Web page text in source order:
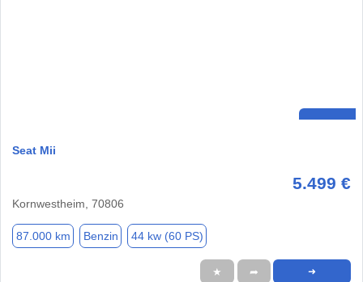
Seat Mii
5.499 €
Kornwestheim, 70806
87.000 km Benzin 44 kw (60 PS)
★ ➦ ➜